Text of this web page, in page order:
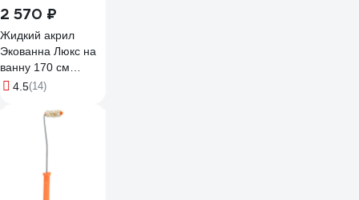
2 570 ₽
Жидкий акрил
Экованна Люкс на
ванну 170 см
evlux17
4.5(14)